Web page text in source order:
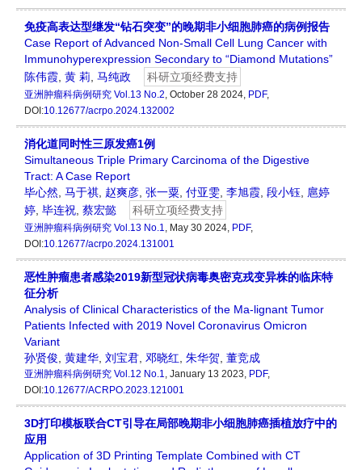
免疫高表达型继发“钻石突变”的晚期非小细胞肺癌的病例报告
Case Report of Advanced Non-Small Cell Lung Cancer with
Immunohyperexpression Secondary to “Diamond Mutations”
陈伟霞 黄 莉 马纯政 科研立项经费支持
亚洲肿瘤科病例研究 Vol.13 No.2 , October 28 2024, PDF,
DOI:10.12677/acrpo.2024.132002
消化道同时性三原发癌1例
Simultaneous Triple Primary Carcinoma of the Digestive
Tract: A Case Report
毕心然 马于祺 赵爽彦 张一粟 付亚雯 李旭霞 段小钰
扈婷
婷 毕连祝 蔡宏懿 科研立项经费支持
亚洲肿瘤科病例研究 Vol.13 No.1 , May 30 2024, PDF,
DOI:10.12677/acrpo.2024.131001
恶性肿瘤患者感染2019新型冠状病毒奥密克戎变异株的临床特
征分析
Analysis of Clinical Characteristics of the Ma-lignant Tumor
Patients Infected with 2019 Novel Coronavirus Omicron
Variant
孙贤俊 黄建华 刘宝君 邓晓红 朱华贺 董竞成
亚洲肿瘤科病例研究 Vol.12 No.1 , January 13 2023, PDF,
DOI:10.12677/ACRPO.2023.121001
3D打印模板联合CT引导在局部晚期非小细胞肺癌插植放疗中的
应用
Application of 3D Printing Template Combined with CT